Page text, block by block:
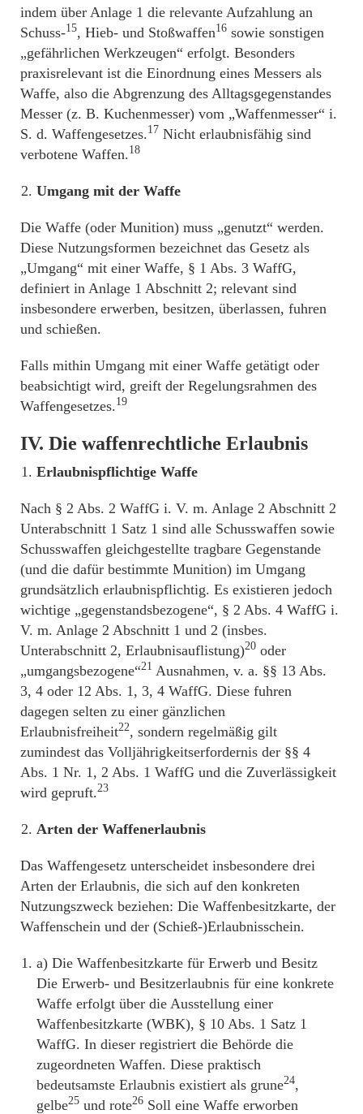
indem über Anlage 1 die relevante Aufzahlung an
Schuss-15, Hieb- und Stoßwaffen16 sowie sonstigen
„gefährlichen Werkzeugen“ erfolgt. Besonders
praxisrelevant ist die Einordnung eines Messers als
Waffe, also die Abgrenzung des Alltagsgegenstandes
Messer (z. B. Kuchenmesser) vom „Waffenmesser“ i.
S. d. Waffengesetzes.17 Nicht erlaubnisfähig sind
verbotene Waffen.18
Umgang mit der Waffe
Die Waffe (oder Munition) muss „genutzt“ werden.
Diese Nutzungsformen bezeichnet das Gesetz als
„Umgang“ mit einer Waffe, § 1 Abs. 3 WaffG,
definiert in Anlage 1 Abschnitt 2; relevant sind
insbesondere erwerben, besitzen, überlassen, fuhren
und schießen.
Falls mithin Umgang mit einer Waffe getätigt oder
beabsichtigt wird, greift der Regelungsrahmen des
Waffengesetzes.19
IV. Die waffenrechtliche Erlaubnis
Erlaubnispflichtige Waffe
Nach § 2 Abs. 2 WaffG i. V. m. Anlage 2 Abschnitt 2
Unterabschnitt 1 Satz 1 sind alle Schusswaffen sowie
Schusswaffen gleichgestellte tragbare Gegenstande
(und die dafür bestimmte Munition) im Umgang
grundsätzlich erlaubnispflichtig. Es existieren jedoch
wichtige „gegenstandsbezogene“, § 2 Abs. 4 WaffG i.
V. m. Anlage 2 Abschnitt 1 und 2 (insbes.
Unterabschnitt 2, Erlaubnisauflistung)20 oder
„umgangsbezogene“21 Ausnahmen, v. a. §§ 13 Abs.
3, 4 oder 12 Abs. 1, 3, 4 WaffG. Diese fuhren
dagegen selten zu einer gänzlichen
Erlaubnisfreiheit22, sondern regelmäßig gilt
zumindest das Volljährigkeitserfordernis der §§ 4
Abs. 1 Nr. 1, 2 Abs. 1 WaffG und die Zuverlässigkeit
wird gepruft.23
Arten der Waffenerlaubnis
Das Waffengesetz unterscheidet insbesondere drei
Arten der Erlaubnis, die sich auf den konkreten
Nutzungszweck beziehen: Die Waffenbesitzkarte, der
Waffenschein und der (Schieß-)Erlaubnisschein.
a) Die Waffenbesitzkarte für Erwerb und Besitz
Die Erwerb- und Besitzerlaubnis für eine konkrete
Waffe erfolgt über die Ausstellung einer
Waffenbesitzkarte (WBK), § 10 Abs. 1 Satz 1
WaffG. In dieser registriert die Behörde die
zugeordneten Waffen. Diese praktisch
bedeutsamste Erlaubnis existiert als grune24,
gelbe25 und rote26 Soll eine Waffe erworben